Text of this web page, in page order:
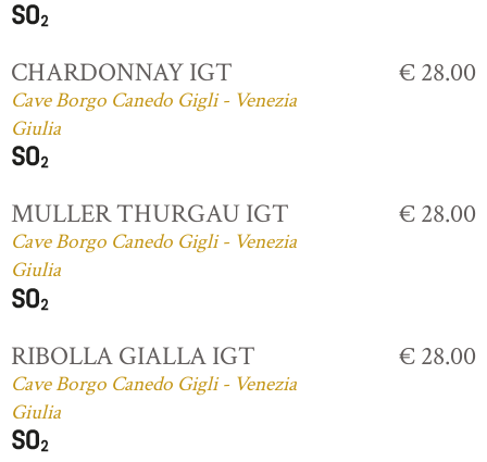
CHARDONNAY IGT
Cave Borgo Canedo Gigli - Venezia
Giulia
€ 28.00
MULLER THURGAU IGT
Cave Borgo Canedo Gigli - Venezia
Giulia
€ 28.00
RIBOLLA GIALLA IGT
Cave Borgo Canedo Gigli - Venezia
Giulia
€ 28.00